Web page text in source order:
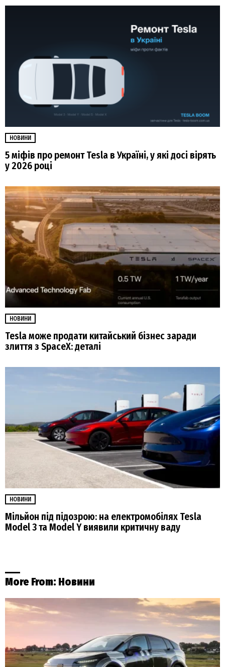
НОВИНИ
5 міфів про ремонт Tesla в Україні, у які досі вірять
у 2026 році
НОВИНИ
Tesla може продати китайський бізнес заради
злиття з SpaceX: деталі
НОВИНИ
Мільйон під підозрою: на електромобілях Tesla
Model 3 та Model Y виявили критичну ваду
More From: Новини